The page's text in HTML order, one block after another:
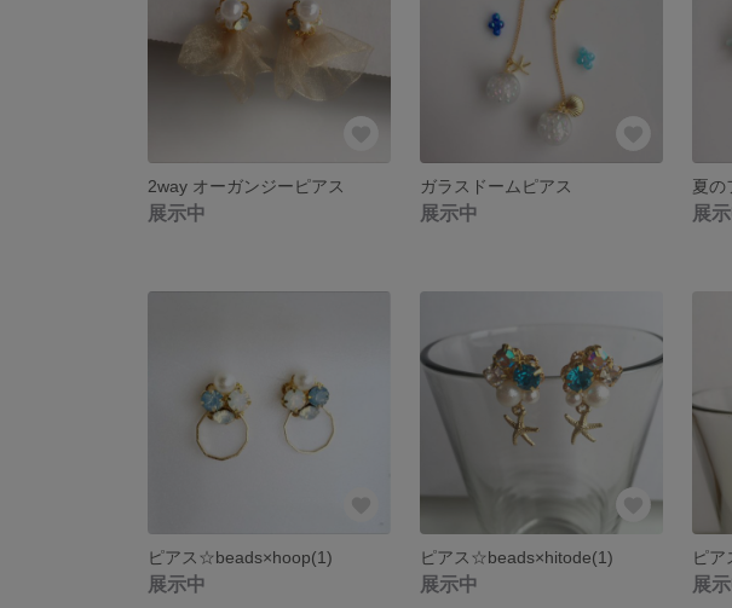
2way オーガンジーピアス
展示中
ガラスドームピアス
展示中
夏の
展
ピアス☆beads×hoop(1)
展示中
ピアス☆beads×hitode(1)
展示中
ピ
展